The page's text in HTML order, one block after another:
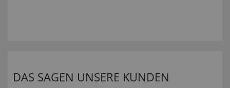
DAS SAGEN UNSERE KUNDEN